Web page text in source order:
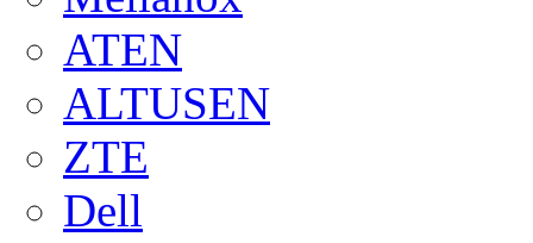
ATEN
ALTUSEN
ZTE
Dell